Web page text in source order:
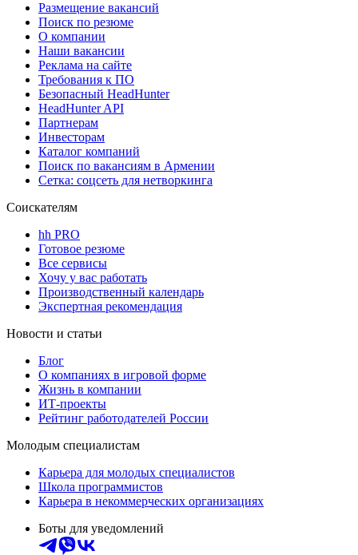
Размещение вакансий
Поиск по резюме
О компании
Наши вакансии
Реклама на сайте
Требования к ПО
Безопасный HeadHunter
HeadHunter API
Партнерам
Инвесторам
Каталог компаний
Поиск по вакансиям в Армении
Сетка: соцсеть для нетворкинга
Соискателям
hh PRO
Готовое резюме
Все сервисы
Хочу у вас работать
Производственный календарь
Экспертная рекомендация
Новости и статьи
Блог
О компаниях в игровой форме
Жизнь в компании
ИТ-проекты
Рейтинг работодателей России
Молодым специалистам
Карьера для молодых специалистов
Школа программистов
Карьера в некоммерческих организациях
Боты для уведомлений